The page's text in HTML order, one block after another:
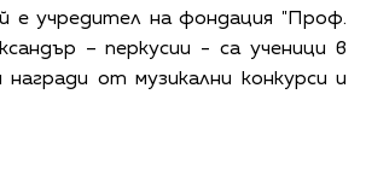
е учредител на фондация "Проф.
– перкусии - са ученици в
от музикални конкурси и